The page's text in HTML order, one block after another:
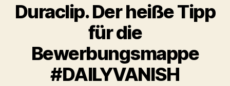
Duraclip. Der heiße Tipp
für die
Bewerbungsmappe
#DAILYVANISH